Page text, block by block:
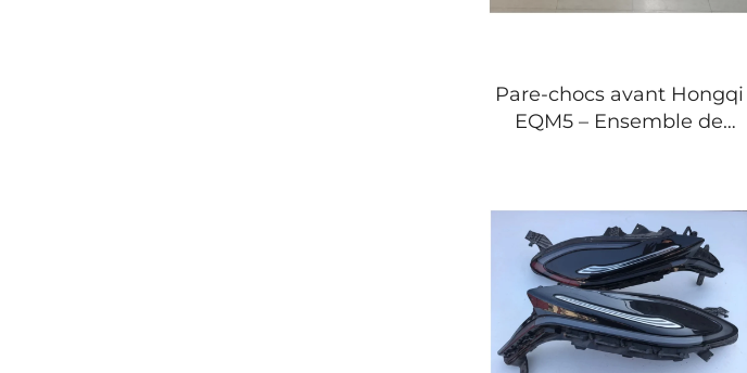
Pare-chocs avant Hongqi
EQM5 – Ensemble de
et 2026 2803111HA01S1,
prêt à être peint dans la
couleur d’usine